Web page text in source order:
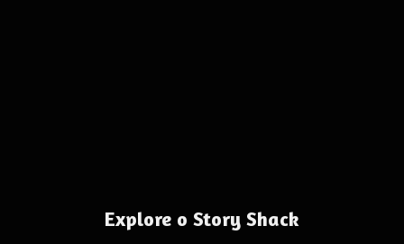
Explore o Story Shack